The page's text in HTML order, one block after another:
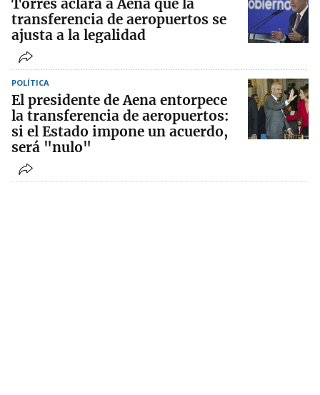
Torres aclara a Aena que la
transferencia de aeropuertos se
ajusta a la legalidad
POLÍTICA
El presidente de Aena entorpece
la transferencia de aeropuertos:
si el Estado impone un acuerdo,
será "nulo"